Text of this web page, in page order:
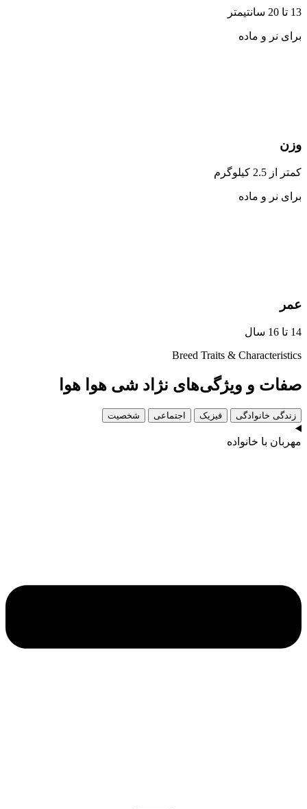
13 تا 20 سانتیمتر
برای نر و ماده
وزن
کمتر از 2.5 کیلوگرم
برای نر و ماده
عمر
14 تا 16 سال
Breed Traits & Characteristics
صفات و ویژگی‌های نژاد شی هوا هوا
زندگی خانوادگی فیزیک اجتماعی شخصیت
مهربان با خانواده